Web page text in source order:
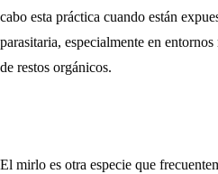
cabo esta práctica cuando están
parasitaria, especialmente en
de restos orgánicos.
El mirlo es otra especie que